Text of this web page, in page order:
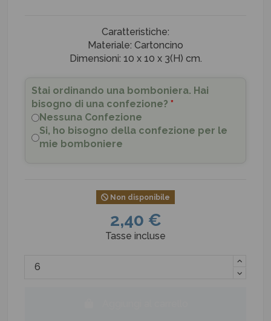
Caratteristiche:
Materiale: Cartoncino
Dimensioni: 10 x 10 x 3(H) cm.
Stai ordinando una bomboniera. Hai
bisogno di una confezione? *
Nessuna Confezione
Si, ho bisogno della confezione per le
mie bomboniere
Non disponibile
2,40 €
Tasse incluse